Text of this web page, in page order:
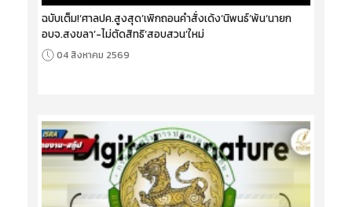
ฉบับเต็ม!‘ศาลปค.สูงสุด’เพิกถอนคำสั่งเด้ง‘นิพนธ์’พ้น‘นายก
อบจ.สงขลา’-ไม่ตัดสิทธิ‘สอบสวน’ใหม่
04 สิงหาคม 2569